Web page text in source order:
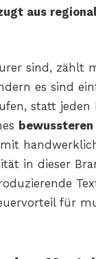
aus
sind, zählt
es sind
statt jeden
in dieser
für